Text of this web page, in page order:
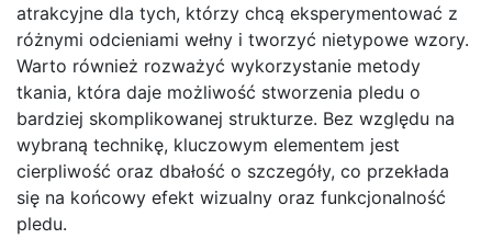
atrakcyjne dla tych, którzy chcą eksperymentować z
różnymi odcieniami wełny i tworzyć nietypowe wzory.
Warto również rozważyć wykorzystanie metody
tkania, która daje możliwość stworzenia pledu o
bardziej skomplikowanej strukturze. Bez względu na
wybraną technikę, kluczowym elementem jest
cierpliwość oraz dbałość o szczegóły, co przekłada
się na końcowy efekt wizualny oraz funkcjonalność
pledu.